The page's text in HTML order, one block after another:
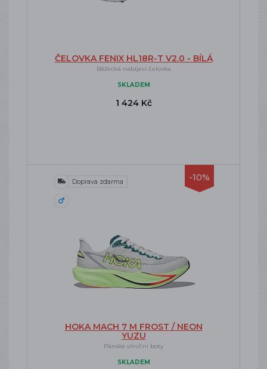
ČELOVKA FENIX HL18R-T V2.0 - BÍLÁ
Běžecká nabíjecí čelovka
SKLADEM
1 424 Kč
-10%
Doprava zdarma
HOKA MACH 7 M FROST / NEON
YUZU
Pánské silniční boty
SKLADEM